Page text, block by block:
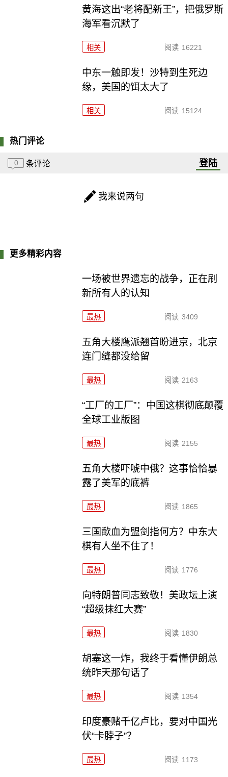
黄海这出“老将配新王”，把俄罗斯
海军看沉默了
相关 阅读 16221
中东一触即发！沙特到生死边
缘，美国的饵太大了
相关 阅读 15124
热门评论
0 条评论 登陆
我来说两句
更多精彩内容
一场被世界遗忘的战争，正在刷
新所有人的认知
最热 阅读 3409
五角大楼鹰派翘首盼进京，北京
连门缝都没给留
最热 阅读 2163
“工厂的工厂”：中国这棋彻底颠覆
全球工业版图
最热 阅读 2155
五角大楼吓唬中俄？这事恰恰暴
露了美军的底裤
最热 阅读 1865
三国歃血为盟剑指何方？中东大
棋有人坐不住了！
最热 阅读 1776
向特朗普同志致敬！美政坛上演
“超级抹红大赛”
最热 阅读 1830
胡塞这一炸，我终于看懂伊朗总
统昨天那句话了
最热 阅读 1354
印度豪赌千亿卢比，要对中国光
伏“卡脖子”？
最热 阅读 1173